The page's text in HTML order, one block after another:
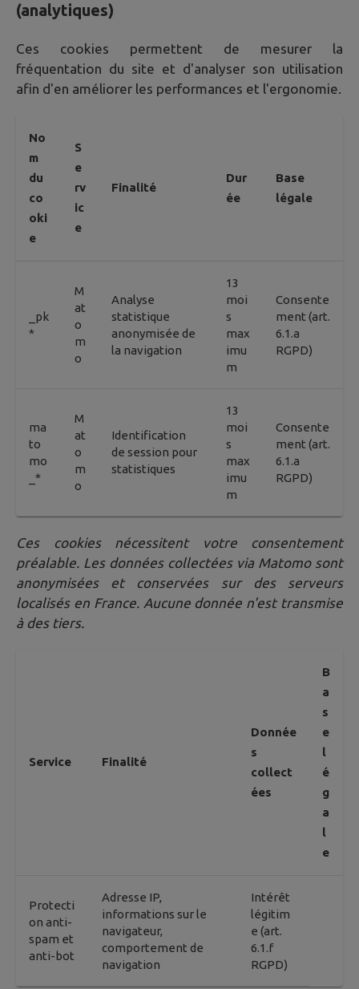
(analytiques)
Ces cookies permettent de mesurer la
fréquentation du site et d'analyser son utilisation
afin d'en améliorer les performances et l'ergonomie.
No
m
du
co
oki
e
S
e
rv
ic
e
Finalité
Dur
ée
Base
légale
_pk
*
M
at
o
m
o
Analyse
statistique
anonymisée de
la navigation
13
moi
s
max
imu
m
Consente
ment (art.
6.1.a
RGPD)
ma
to
mo
_*
M
at
o
m
o
Identification
de session pour
statistiques
13
moi
s
max
imu
m
Consente
ment (art.
6.1.a
RGPD)
Ces cookies nécessitent votre consentement
préalable. Les données collectées via Matomo sont
anonymisées et conservées sur des serveurs
localisés en France. Aucune donnée n'est transmise
à des tiers.
Service Finalité
Donnée
s
collect
ées
B
a
s
e
l
é
g
a
l
e
Protecti
on anti-
spam et
anti-bot
Adresse IP,
informations sur le
navigateur,
comportement de
navigation
Intérêt
légitim
e (art.
6.1.f
RGPD)